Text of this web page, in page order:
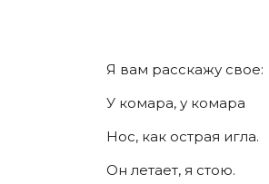
Я вам расскажу свое:
У комара, у комара
Нос, как острая игла.
Он летает, я стою.